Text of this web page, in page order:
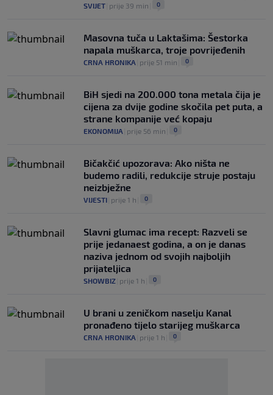
SVIJET prije 39 min 0
Masovna tuča u Laktašima: Šestorka
napala muškarca, troje povrijeđenih
CRNA HRONIKA prije 51 min 0
BiH sjedi na 200.000 tona metala čija je
cijena za dvije godine skočila pet puta, a
strane kompanije već kopaju
EKONOMIJA prije 56 min 0
Bičakčić upozorava: Ako ništa ne
budemo radili, redukcije struje postaju
neizbježne
VIJESTI prije 1 h 0
Slavni glumac ima recept: Razveli se
prije jedanaest godina, a on je danas
naziva jednom od svojih najboljih
prijateljica
SHOWBIZ prije 1 h 0
U brani u zeničkom naselju Kanal
pronađeno tijelo starijeg muškarca
CRNA HRONIKA prije 1 h 0